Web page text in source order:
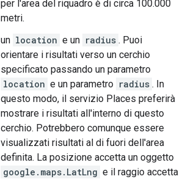
per l'area del riquadro è di circa 100.000
metri.
un location e un radius . Puoi
orientare i risultati verso un cerchio
specificato passando un parametro
location e un parametro radius . In
questo modo, il servizio Places preferirà
mostrare i risultati all'interno di questo
cerchio. Potrebbero comunque essere
visualizzati risultati al di fuori dell'area
definita. La posizione accetta un oggetto
google.maps.LatLng e il raggio accetta